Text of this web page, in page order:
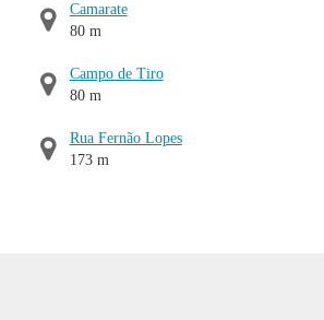
Camarate
80 m
Campo de Tiro
80 m
Rua Fernão Lopes
173 m